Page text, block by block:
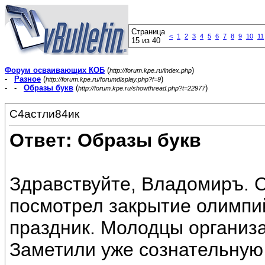
Страница
15 из 40
< 1 2 3 4 5 6 7 8 9 10 11
Форум осваивающих КОБ (http://forum.kpe.ru/index.php)
-
Разное (http://forum.kpe.ru/forumdisplay.php?f=9)
- - Образы букв (http://forum.kpe.ru/showthread.php?t=22977)
С4астли84ик
Ответ: Образы букв
Здравствуйте, Владомиръ.
посмотрел закрытие
праздник. Молодцы
Заметили уже